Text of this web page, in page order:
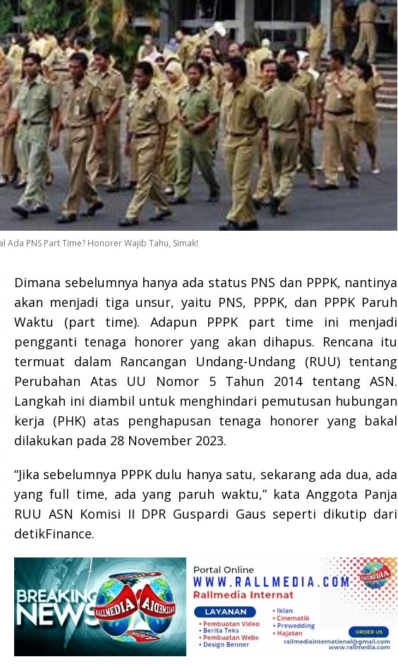
Ada PNS Part Time? Honorer Wajib Tahu, Simak!
Dimana sebelumnya hanya ada status PNS dan PPPK, nantinya
akan menjadi tiga unsur, yaitu PNS, PPPK, dan PPPK Paruh
Waktu (part time). Adapun PPPK part time ini menjadi
pengganti tenaga honorer yang akan dihapus. Rencana itu
termuat dalam Rancangan Undang-Undang (RUU) tentang
Perubahan Atas UU Nomor 5 Tahun 2014 tentang ASN.
Langkah ini diambil untuk menghindari pemutusan hubungan
kerja (PHK) atas penghapusan tenaga honorer yang bakal
dilakukan pada 28 November 2023.
“Jika sebelumnya PPPK dulu hanya satu, sekarang ada dua, ada
yang full time, ada yang paruh waktu,” kata Anggota Panja
RUU ASN Komisi II DPR Guspardi Gaus seperti dikutip dari
detikFinance.